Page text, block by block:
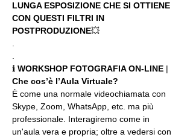
LUNGA ESPOSIZIONE CHE SI OTTIENE
CON QUESTI FILTRI IN
POSTPRODUZIONE💥
ℹ WORKSHOP FOTOGRAFIA ON-LINE |
Che cos’è l’Aula Virtuale?
È come una normale videochiamata con
Skype, Zoom, WhatsApp, etc. ma più
professionale. Interagiremo come in
un'aula vera e propria; oltre a vedersi con